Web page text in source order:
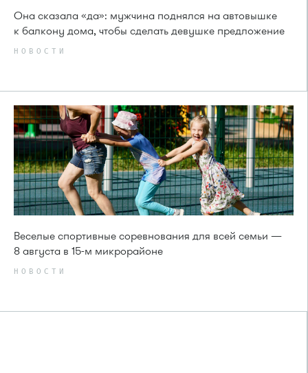
Она сказала «да»: мужчина поднялся на автовышке
к балкону дома, чтобы сделать девушке предложение
НОВОСТИ
Веселые спортивные соревнования для всей семьи —
8 августа в 15-м микрорайоне
НОВОСТИ